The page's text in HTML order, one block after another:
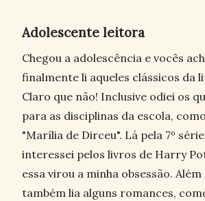
Adolescente leitora
Chegou a adolescência e vocês
finalmente li aqueles clássicos da
Claro que não! Inclusive odiei os
para as disciplinas da escola,
"Marília de Dirceu". Lá pela 7º
interessei pelos livros de Harry
essa virou a minha obsessão. Além
também lia alguns romances,